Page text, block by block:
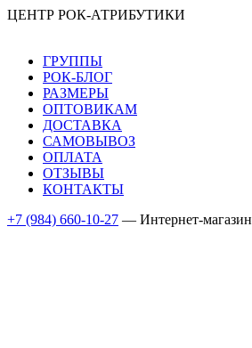
ЦЕНТР РОК-АТРИБУТИКИ
ГРУППЫ
РОК-БЛОГ
РАЗМЕРЫ
ОПТОВИКАМ
ДОСТАВКА
САМОВЫВОЗ
ОПЛАТА
ОТЗЫВЫ
КОНТАКТЫ
+7 (984) 660-10-27 — Интернет-магазин